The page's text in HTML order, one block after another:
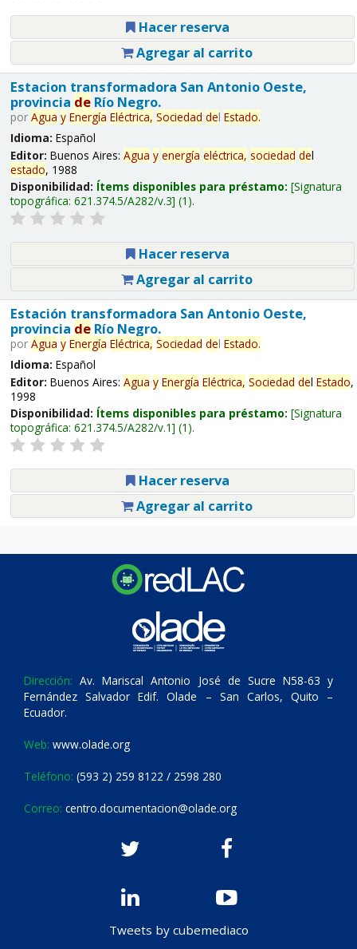
Hacer reserva
Agregar al carrito
Estacion transformadora San Antonio Oeste,
provincia deRío Negro.
por Agua y Energía Eléctrica, Sociedad del Estado.
Idioma: Español
Editor: Buenos Aires: Agua y energía eléctrica, sociedad del
estado, 1988
Disponibilidad: Ítems disponibles para préstamo: Signatura
topográfica: 621.374.5/A282/v.3 (1).
Hacer reserva
Agregar al carrito
Estación transformadora San Antonio Oeste,
provincia deRío Negro.
por Agua y Energía Eléctrica, Sociedad del Estado.
Idioma: Español
Editor: Buenos Aires: Agua y Energía Eléctrica, Sociedad del Estado,
1998
Disponibilidad: Ítems disponibles para préstamo: Signatura
topográfica: 621.374.5/A282/v.1 (1).
Hacer reserva
Agregar al carrito
Dirección: Av. Mariscal Antonio José de Sucre N58-63 y
Fernández Salvador Edif. Olade – San Carlos, Quito –
Ecuador.
Web: www.olade.org
Teléfono: (593 2) 259 8122 / 2598 280
Correo: centro.documentacion@olade.org
Tweets by cubemediaco